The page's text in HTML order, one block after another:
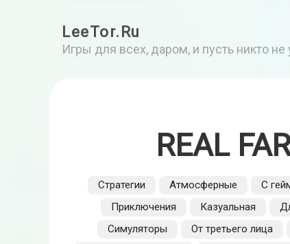
LeeTor.Ru
Игры для всех, даром, и пусть никто
REAL
Стратегии Атмосферные С
Приключения
Казуальная
Симуляторы
От третьего лица